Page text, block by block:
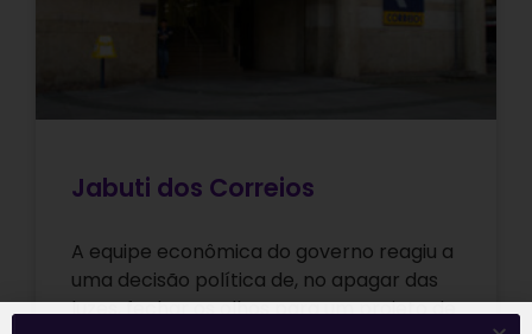
Jabuti dos Correios
A equipe econômica do governo reagiu a
uma decisão política de, no apagar das
luzes, fechar os olhos para um projeto de